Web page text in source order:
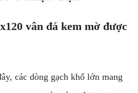
vân đá kem mờ được
các dòng gạch khổ lớn mang